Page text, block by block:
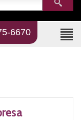
6670